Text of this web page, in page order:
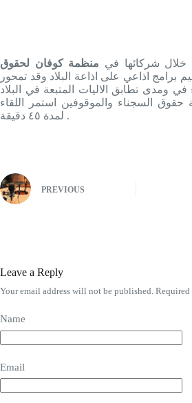
شرکائها في منظمة كوفان لحقوق
برامج اذاعي علی اذاعة البلاد وقد تمحور
ومدی تطابق الاليات المتبعة في البلاد
حقوق السجناء والموقوفين استمر اللقاء
لمدة ٤٥ دقيقة .
PREVIOUS
Leave a Reply
Your email address will not be published. Required
Name
Email